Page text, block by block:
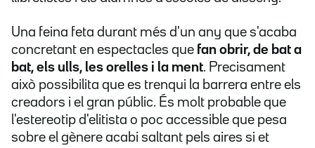
Una feina feta durant més d'un any que s'acaba
concretant en espectacles que fan obrir, de bat a
bat, els ulls, les orelles i la ment. Precisament
això possibilita que es trenqui la barrera entre els
creadors i el gran públic. És molt probable que
l'estereotip d'elitista o poc accessible que pesa
sobre el gènere acabi saltant pels aires si et